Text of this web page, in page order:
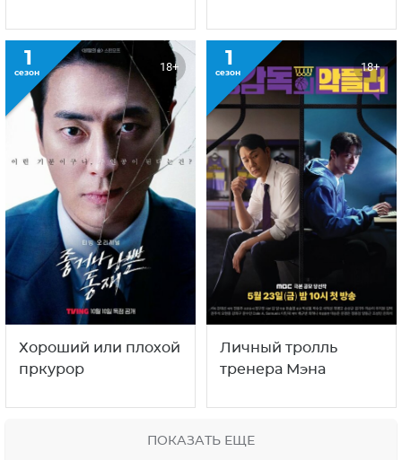
1
сезон 18+
Хороший или плохой
пркурор
1
сезон 18+
Личный тролль
тренера Мэна
ПОКАЗАТЬ ЕЩЕ